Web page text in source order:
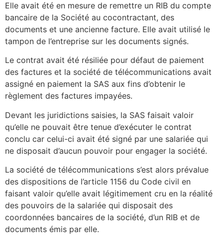
Elle avait été en mesure de remettre un RIB du compte
bancaire de la Société au cocontractant, des
documents et une ancienne facture. Elle avait utilisé le
tampon de l’entreprise sur les documents signés.
Le contrat avait été résiliée pour défaut de paiement
des factures et la société de télécommunications avait
assigné en paiement la SAS aux fins d’obtenir le
règlement des factures impayées.
Devant les juridictions saisies, la SAS faisait valoir
qu’elle ne pouvait être tenue d’exécuter le contrat
conclu car celui-ci avait été signé par une salariée qui
ne disposait d’aucun pouvoir pour engager la société.
La société de télécommunications s’est alors prévalue
des dispositions de l’article 1156 du Code civil en
faisant valoir qu’elle avait légitimement cru en la réalité
des pouvoirs de la salariée qui disposait des
coordonnées bancaires de la société, d’un RIB et de
documents émis par elle.